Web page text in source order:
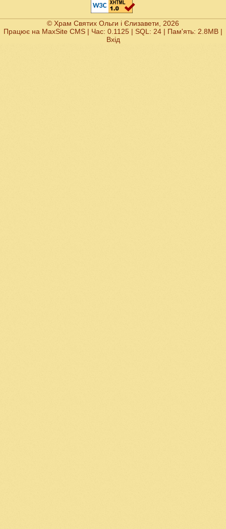
© Храм Святих Ольги і Єлизавети, 2026
Працює на MaxSite CMS | Час: 0.1125 | SQL: 24 | Пам'ять: 2.8MB |
Вхід